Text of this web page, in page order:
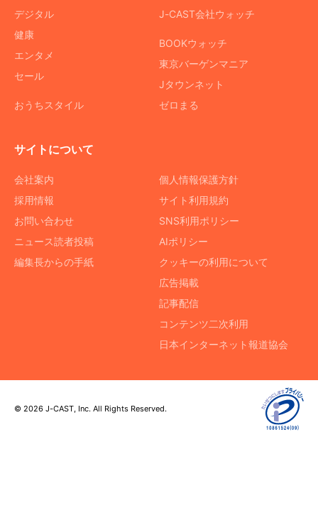
デジタル
健康
エンタメ
セール
おうちスタイル
J-CAST会社ウォッチ
BOOKウォッチ
東京バーゲンマニア
Jタウンネット
ゼロまる
サイトについて
会社案内
採用情報
お問い合わせ
ニュース読者投稿
編集長からの手紙
個人情報保護方針
サイト利用規約
SNS利用ポリシー
AIポリシー
クッキーの利用について
広告掲載
記事配信
コンテンツ二次利用
日本インターネット報道協会
© 2026 J-CAST, Inc. All Rights Reserved.